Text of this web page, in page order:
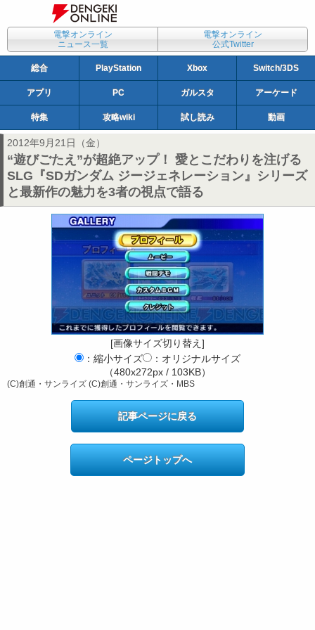
電撃オンライン
ニュース一覧
電撃オンライン
公式Twitter
総合 PlayStation Xbox Switch/3DS
アプリ PC ガルスタ アーケード
特集 攻略wiki 試し読み 動画
2012年9月21日（金）
“遊びごたえ”が超絶アップ！ 愛とこだわりを注げる
SLG『SDガンダム ジージェネレーション』シリーズ
と最新作の魅力を3者の視点で語る
[画像サイズ切り替え]
：縮小サイズ
：オリジナルサイズ
（480x272px / 103KB）
(C)創通・サンライズ (C)創通・サンライズ・MBS
記事ページに戻る
ページトップへ